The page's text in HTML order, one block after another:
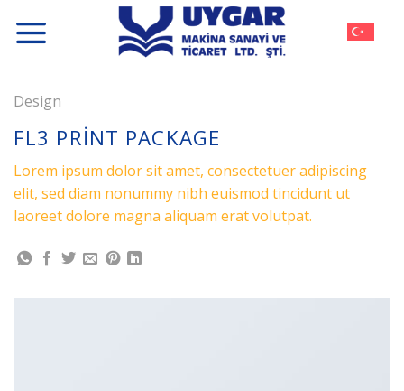
atla
Design
FL3 PRINT PACKAGE
Lorem ipsum dolor sit amet, consectetuer adipiscing
elit, sed diam nonummy nibh euismod tincidunt ut
laoreet dolore magna aliquam erat volutpat.